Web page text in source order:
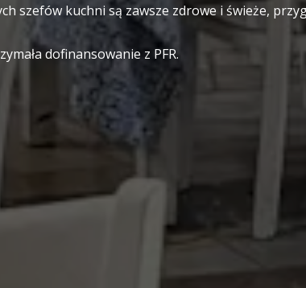
szefów kuchni są zawsze zdrowe i świeże,
dofinansowanie z PFR.